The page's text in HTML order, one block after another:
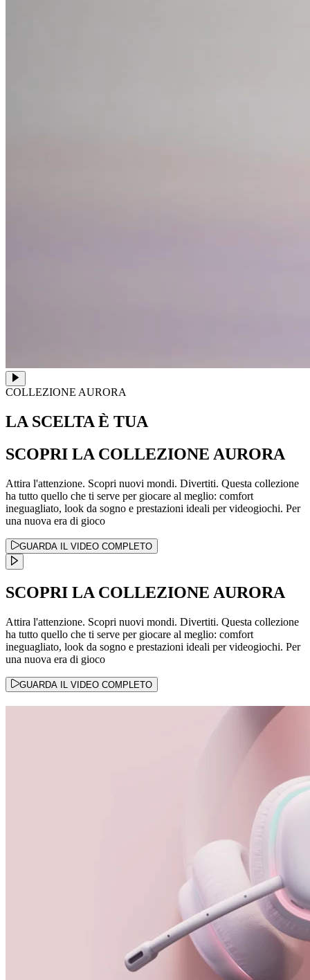
COLLEZIONE AURORA
LA SCELTA È TUA
SCOPRI LA COLLEZIONE AURORA
Attira l'attenzione. Scopri nuovi mondi. Divertiti. Questa collezione
ha tutto quello che ti serve per giocare al meglio: comfort
ineguagliato, look da sogno e prestazioni ideali per videogiochi. Per
una nuova era di gioco
GUARDA IL VIDEO COMPLETO
SCOPRI LA COLLEZIONE AURORA
Attira l'attenzione. Scopri nuovi mondi. Divertiti. Questa collezione
ha tutto quello che ti serve per giocare al meglio: comfort
ineguagliato, look da sogno e prestazioni ideali per videogiochi. Per
una nuova era di gioco
GUARDA IL VIDEO COMPLETO